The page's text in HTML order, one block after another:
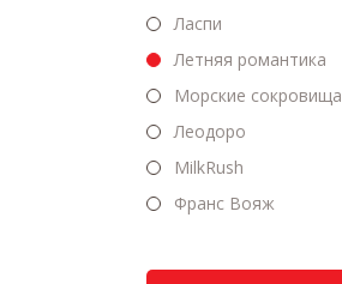
Ласпи
Летняя романтика
Морские сокровища
Леодоро
MilkRush
Франс Вояж